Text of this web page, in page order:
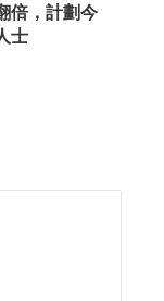
倍，計劃今
士